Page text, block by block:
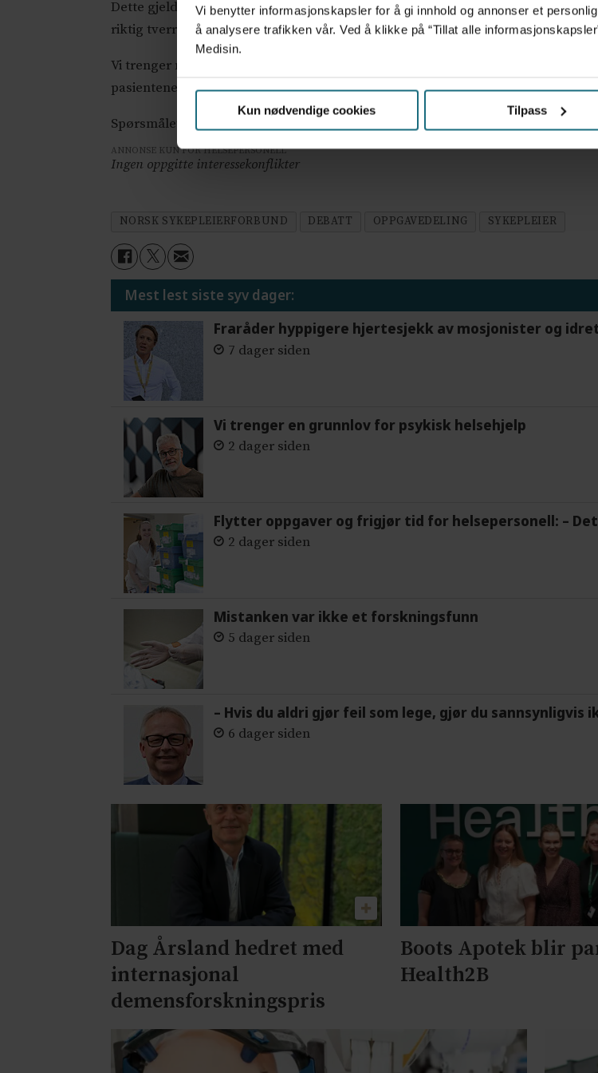
Vi benytter informasjonskapsler for å gi innhold og annonser et
å analysere trafikken vår. Ved å klikke på “Tillat alle
Medisin.
Kun nødvendige cookies Tilpass
Dette gjelder ikke bare sykepleiekompetanse. Kompetansekravene omfatter
riktig tverrfaglig kompetanse rundt pasienten
Vi trenger nytenkning, bedre organisering og klok oppgavedeling. Men
pasientene er avhengige av.
Spørsmålet er ikke om vi har råd til kompetanse, men om vi har råd til å være
ANNONSE KUN FOR HELSEPERSONELL
Ingen oppgitte interessekonflikter
NORSK SYKEPLEIERFORBUND DEBATT OPPGAVEDELING SYKEPLEIER
Mest lest siste syv dager:
Fraråder hyppigere hjertesjekk av mosjonister og
7 dager siden
Vi trenger en grunnlov for psykisk helsehjelp
2 dager siden
Flytter oppgaver og frigjør tid for helsepersonell: –
2 dager siden
Mistanken var ikke et forskningsfunn
5 dager siden
– Hvis du aldri gjør feil som lege, gjør du sannsynligvis
6 dager siden
Dag Årsland hedret med
internasjonal
demensforskningspris
Boots Apotek blir
Health2B